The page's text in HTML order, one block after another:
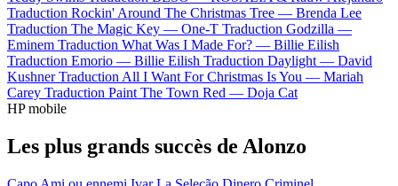
Traduction Rockin' Around The Christmas Tree — Brenda Lee
Traduction The Magic Key — One-T Traduction Godzilla —
Eminem Traduction What Was I Made For? — Billie Eilish
Traduction Emorio — Billie Eilish Traduction Daylight — David
Kushner Traduction All I Want For Christmas Is You — Mariah
Carey Traduction Paint The Town Red — Doja Cat
HP mobile
Les plus grands succès de Alonzo